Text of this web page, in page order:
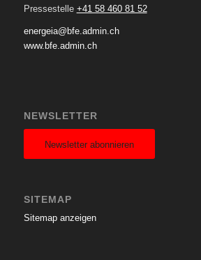
Pressestelle +41 58 460 81 52
energeia@bfe.admin.ch
www.bfe.admin.ch
NEWSLETTER
Newsletter abonnieren
SITEMAP
Sitemap anzeigen